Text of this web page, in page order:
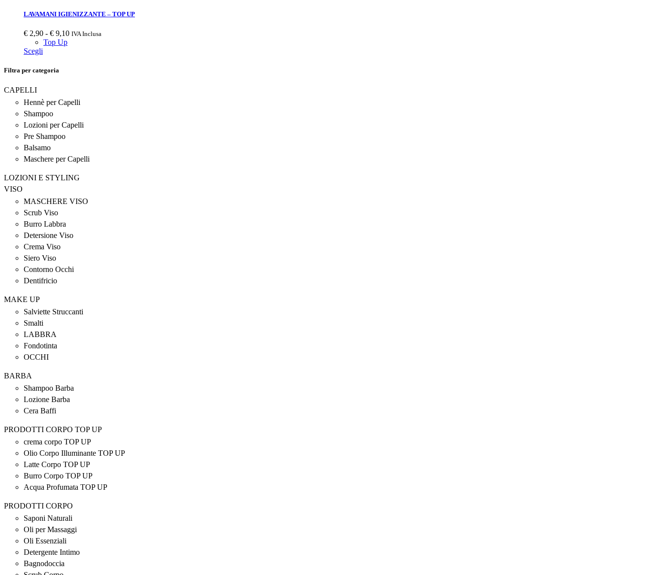
del
prodotto
€ 9,10
varianti.
opzioni
possono
essere
scelte
nella
pagina
LAVAMANI IGIENIZZANTE – TOP UP
€ 2,90 - € 9,10Fascia
IVA Inclusa
Top Up
Scegli
ha
opzioni
possono
essere
scelte
nella
pagina
del
prodotto
Filtra per categoria
CAPELLI
Hennè per Capelli
Shampoo
Lozioni per Capelli
Pre Shampoo
Balsamo
Maschere per Capelli
LOZIONI E STYLING
VISO
MASCHERE VISO
Scrub Viso
Burro Labbra
Detersione Viso
Crema Viso
Siero Viso
Contorno Occhi
Dentifricio
MAKE UP
Salviette Struccanti
Smalti
LABBRA
Fondotinta
OCCHI
BARBA
Shampoo Barba
Lozione Barba
Cera Baffi
PRODOTTI CORPO TOP UP
crema corpo TOP UP
Olio Corpo Illuminante TOP UP
Latte Corpo TOP UP
Burro Corpo TOP UP
Acqua Profumata TOP UP
PRODOTTI CORPO
Saponi Naturali
Oli per Massaggi
Oli Essenziali
Detergente Intimo
Bagnodoccia